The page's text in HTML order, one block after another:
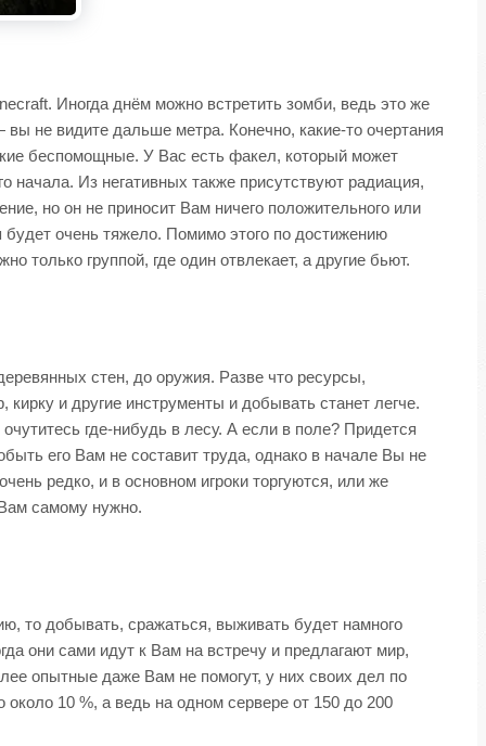
Иногда днём можно встретить зомби, ведь это же
не видите дальше метра. Конечно, какие-то очертания
беспомощные. У Вас есть факел, который может
Из негативных также присутствуют радиация,
но он не приносит Вам ничего положительного или
будет очень тяжело. Помимо этого по достижению
только группой, где один отвлекает, а другие бьют.
стен, до оружия. Разве что ресурсы,
и другие инструменты и добывать станет легче.
где-нибудь в лесу. А если в поле? Придется
его Вам не составит труда, однако в начале Вы не
редко, и в основном игроки торгуются, или же
самому нужно.
то добывать, сражаться, выживать будет намного
они сами идут к Вам на встречу и предлагают мир,
опытные даже Вам не помогут, у них своих дел по
10 %, а ведь на одном сервере от 150 до 200